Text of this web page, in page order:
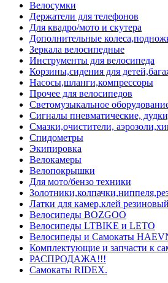
Велосумки
Держатели для телефонов
Для квадро/мото и скутера
Дополнительные
Зеркала велосипедные
Инструменты для велосипеда
Корзины,сидения для
Насосы,шланги,компрессоры
Прочее для велосипедов
Светомузыкальное
Сигналы пневматические,
Смазки,очистители,
Спидометры
Экипировка
Велокамеры
Велопокрышки
Для мото/бензо техники
Латки для камер,клей резиновый
Велосипеды BOZGOO
Велосипеды LTBIKE и LETO
Велосипеды и Самокаты
Комплектующие и запчасти к
РАСПРОДАЖА!!!
Самокаты RIDEX.